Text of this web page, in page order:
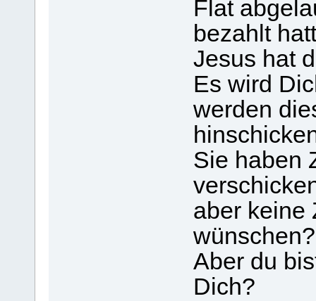
Flat
bezahlt
Jesus hat
Es wird
werden
Sie haben
aber keine
wünschen?
Aber du
Dich?